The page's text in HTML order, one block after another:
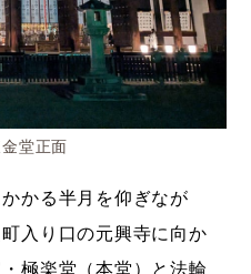
堂正面
かる半月を仰ぎなが
入り口の元興寺に向か
極楽堂（本堂）と法輪